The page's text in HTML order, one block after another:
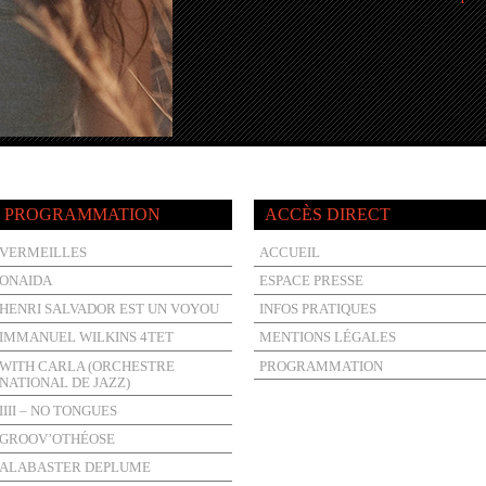
PROGRAMMATION
VERMEILLES
ONAIDA
HENRI SALVADOR EST UN VOYOU
IMMANUEL WILKINS 4TET
WITH CARLA (ORCHESTRE
NATIONAL DE JAZZ)
IIII – NO TONGUES
GROOV’OTHÉOSE
ALABASTER DEPLUME
ACCÈS DIRECT
ACCUEIL
ESPACE PRESSE
INFOS PRATIQUES
MENTIONS LÉGALES
PROGRAMMATION